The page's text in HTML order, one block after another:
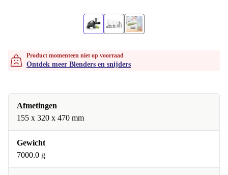
Product momenteen niet op voorraad
Ontdek meer Blenders en snijders
Afmetingen
155 x 320 x 470 mm
Gewicht
7000.0 g